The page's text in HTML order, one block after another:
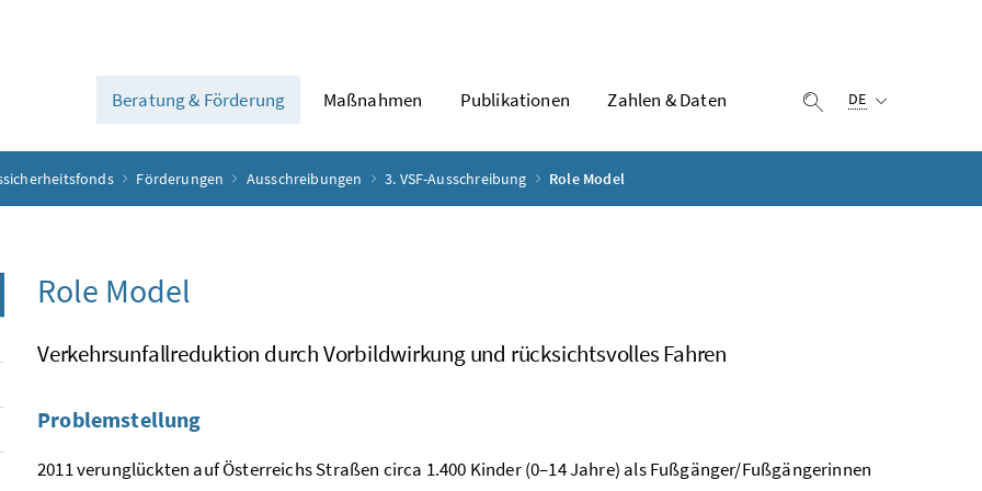
Beratung & Förderung Maßnahmen Publikationen Zahlen & Daten Suche einblenden
DE
Förderungen Ausschreibungen 3. VSF-Ausschreibung Role Model
Role Model
Verkehrsunfallreduktion durch Vorbildwirkung und rücksichtsvolles Fahren
Problemstellung
2011 verunglückten auf Österreichs Straßen circa 1.400 Kinder (0–14 Jahre) als Fußgänger/Fußgängerinnen